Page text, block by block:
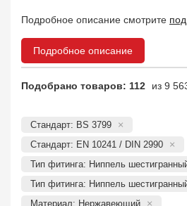
Подробное описание смотрите
Подробное описание
Подобрано товаров: 112 из 9
Стандарт: BS 3799
Стандарт: EN 10241 / DIN 2990
Тип фитинга: Ниппель
Тип фитинга: Ниппель
Материал: Нержавеющий